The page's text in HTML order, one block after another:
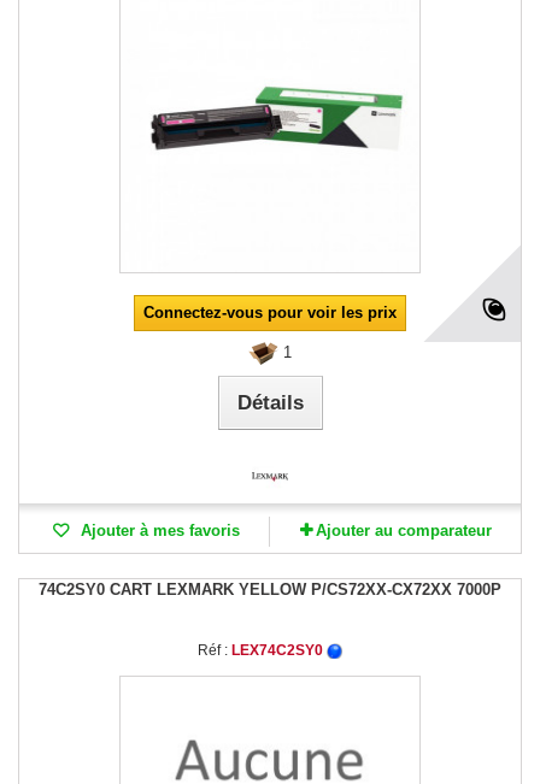
Connectez-vous pour voir les prix
1
Détails
Ajouter à mes favoris Ajouter au comparateur
74C2SY0 CART LEXMARK YELLOW P/CS72XX-CX72XX 7000P
Réf : LEX74C2SY0